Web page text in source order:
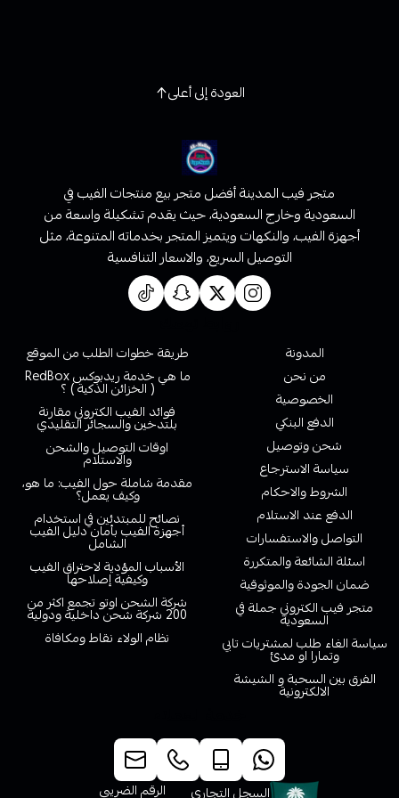
العودة إلى أعلى
متجر فيب المدينة أفضل متجر بيع منتجات الفيب في
السعودية وخارج السعودية، حيث يقدم تشكيلة واسعة من
أجهزة الفيب، والنكهات ويتميز المتجر بخدماته المتنوعة، مثل
التوصيل السريع، والاسعار التنافسية
المدونة
من نحن
الخصوصية
الدفع البنكي
شحن وتوصيل
سياسة الاسترجاع
الشروط والاحكام
الدفع عند الاستلام
التواصل والاستفسارات
اسئلة الشائعة والمتكررة
ضمان الجودة والموثوقية
متجر فيب الكتروني جملة في
السعودية
سياسة الغاء طلب لمشتريات تابي
وتمارا او مدئ
الفرق بين السحبة و الشيشة
الالكترونية
طريقة خطوات الطلب من الموقع
ما هي خدمة ريدبوكس RedBox
( الخزائن الذكية ) ؟
فوائد الفيب الكتروني مقارنة
بلتدخين والسجائر التقليدي
اوقات التوصيل والشحن
والاستلام
مقدمة شاملة حول الفيب: ما هو،
وكيف يعمل؟
نصائح للمبتدئين في استخدام
أجهزة الفيب بأمان دليل الفيب
الشامل
الأسباب المؤدية لاحتراق الفيب
وكيفية إصلاحها
شركة الشحن اوتو تجمع اكثر من
200 شركة شحن داخلية ودولية
نظام الولاء نقاط ومكافاة
السجل التجاري الرقم الضريبي